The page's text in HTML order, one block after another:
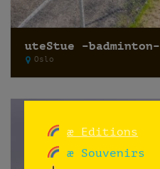
uteStue –badminton–
Oslo
æ Editions
æ Souvenirs